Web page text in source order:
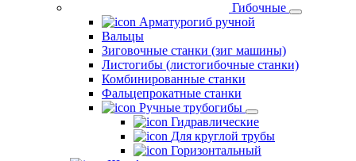
Гибочные
Арматурогиб ручной
Вальцы
Зиговочные станки (зиг машины)
Листогибы (листогибочные станки)
Комбинированные станки
Фальцепрокатные станки
Ручные трубогибы
Гидравлические
Для круглой трубы
Горизонтальный